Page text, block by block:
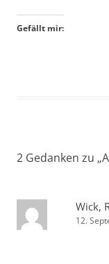
Gefällt mir:
2 Gedanken zu „
Wick,
12.